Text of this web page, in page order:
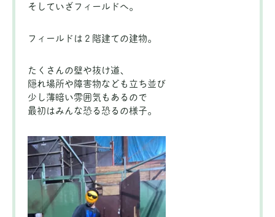
そしていざフィールドへ。
フィールドは２階建ての建物。
たくさんの壁や抜け道、
隠れ場所や障害物なども立ち並び
少し薄暗い雰囲気もあるので
最初はみんな恐る恐るの様子。